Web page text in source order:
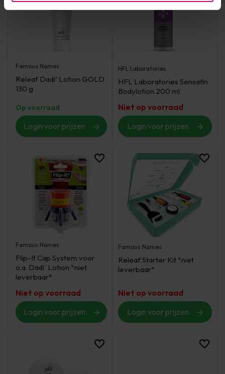
Famous Names
Releaf Dadi' Lotion GOLD
130 g
Op voorraad
Login voor prijzen
HFL Laboratories
HFL Laboratories Sensafin
Bodylotion 200 ml
Niet op voorraad
Login voor prijzen
Famous Names
Flip-It Cap System voor
o.a. Dadi' Lotion *niet
leverbaar*
Niet op voorraad
Login voor prijzen
Famous Names
Releaf Starter Kit *niet
leverbaar*
Niet op voorraad
Login voor prijzen